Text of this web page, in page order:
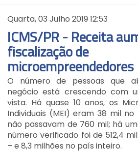
Quarta, 03 Julho 2019 12:53
ICMS/PR - Receita
fiscalização de
microempreendedores
O número de pessoas que
negócio está crescendo com
vista. Há quase 10 anos, os
Individuais (MEI) eram 38 mil
não passavam de 760 mil; há
número verificado foi de 512,4
– e 8,3 milhões no país inteiro.